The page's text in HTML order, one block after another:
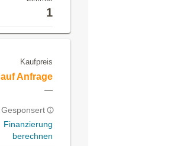
1
Kaufpreis
auf Anfrage
—
Gesponsert
Finanzierung
berechnen